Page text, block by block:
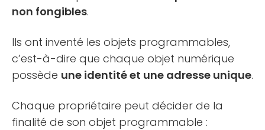
non fongibles.
Ils ont inventé les objets programmables,
c’est-à-dire que chaque objet numérique
possède une identité et une adresse unique.
Chaque propriétaire peut décider de la
finalité de son objet programmable :